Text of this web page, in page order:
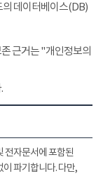
의 데이터베이스(DB)
근거는 "개인정보의
전자문서에 포함된
파기합니다. 다만,